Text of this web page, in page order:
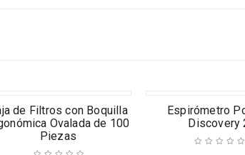
de Filtros con Boquilla
Ovalada de 100
Piezas
AGOTADO
Espirómetro
Discovery